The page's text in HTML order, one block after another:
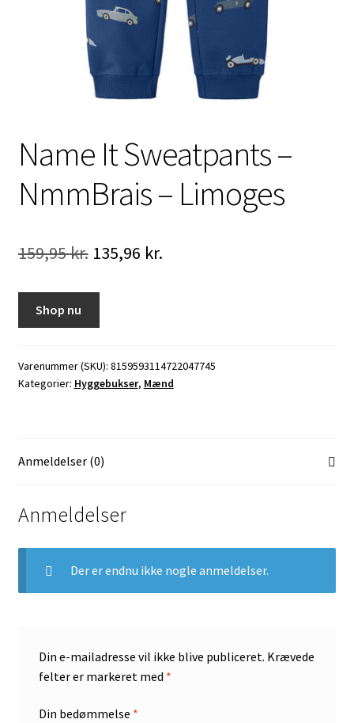
Name It Sweatpants –
NmmBrais – Limoges
159,95kr. Den
159,95 kr..
135,96 kr.Den
135,96 kr..
Shop nu
Varenummer (SKU): 8159593114722047745
Kategorier: Hyggebukser, Mænd
Anmeldelser (0)
Anmeldelser
Der er endnu ikke nogle anmeldelser.
Din e-mailadresse vil ikke blive publiceret. Krævede
felter er markeret med *
Din bedømmelse *